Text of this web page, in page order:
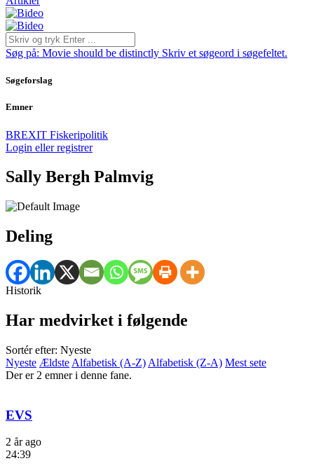
Søg på: Movie should be distinctly Skriv et søgeord i søgefeltet.
Søgeforslag
Emner
BREXIT Fiskeripolitik
Login eller registrer
Sally Bergh Palmvig
Deling
Historik
Har medvirket i følgende
Sortér efter: Nyeste
Nyeste Ældste Alfabetisk (A-Z) Alfabetisk (Z-A) Mest sete
Der er 2 emner i denne fane.
EVS
2 år ago
24:39